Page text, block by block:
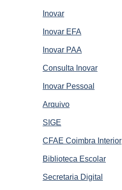
Inovar
Inovar EFA
Inovar PAA
Consulta Inovar
Inovar Pessoal
Arquivo
SIGE
CFAE Coimbra Interior
Biblioteca Escolar
Secretaria Digital